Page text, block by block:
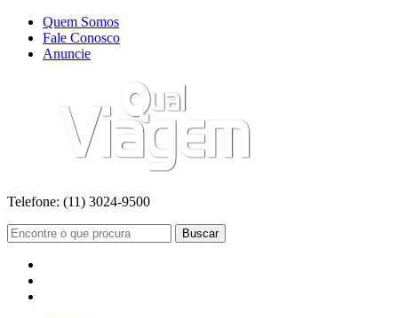
Quem Somos
Fale Conosco
Anuncie
Telefone: (11) 3024-9500
Buscar